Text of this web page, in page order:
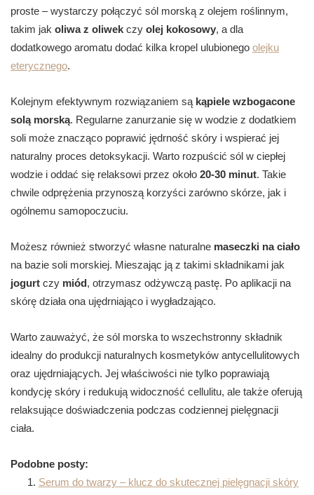
proste – wystarczy połączyć sól morską z olejem roślinnym,
takim jak oliwa z oliwek czy olej kokosowy, a dla
dodatkowego aromatu dodać kilka kropel ulubionego olejku
eterycznego.
Kolejnym efektywnym rozwiązaniem są kąpiele wzbogacone
solą morską. Regularne zanurzanie się w wodzie z dodatkiem
soli może znacząco poprawić jędrność skóry i wspierać jej
naturalny proces detoksykacji. Warto rozpuścić sól w ciepłej
wodzie i oddać się relaksowi przez około 20-30 minut. Takie
chwile odprężenia przynoszą korzyści zarówno skórze, jak i
ogólnemu samopoczuciu.
Możesz również stworzyć własne naturalne maseczki na ciało
na bazie soli morskiej. Mieszając ją z takimi składnikami jak
jogurt czy miód, otrzymasz odżywczą pastę. Po aplikacji na
skórę działa ona ujędrniająco i wygładzająco.
Warto zauważyć, że sól morska to wszechstronny składnik
idealny do produkcji naturalnych kosmetyków antycellulitowych
oraz ujędrniających. Jej właściwości nie tylko poprawiają
kondycję skóry i redukują widoczność cellulitu, ale także oferują
relaksujące doświadczenia podczas codziennej pielęgnacji
ciała.
Podobne posty:
Serum do twarzy – klucz do skutecznej pielęgnacji skóry